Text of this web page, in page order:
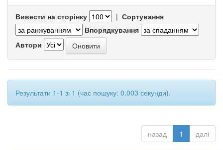
Вивести на сторінку | Сортування
Впорядкування
Автори
Результати 1-1 зі 1 (час пошуку: 0.003 секунди).
назад 1 далі